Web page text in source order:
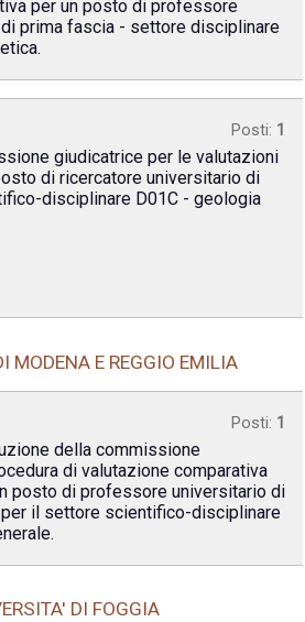
per un posto di professore
prima fascia - settore disciplinare
Posti: 1
giudicatrice per le valutazioni
di ricercatore universitario di
disciplinare D01C - geologia
MODENA E REGGIO EMILIA
Posti: 1
della commissione
di valutazione comparativa
posto di professore universitario di
il settore scientifico-disciplinare
DI FOGGIA